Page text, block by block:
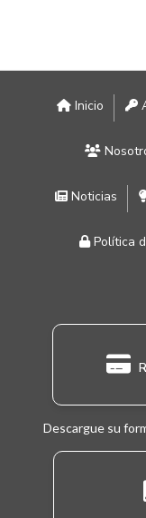
Inicio
Noticias
Política
Descargue su